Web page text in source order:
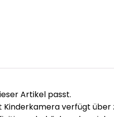
Artikel passt.
verfügt über